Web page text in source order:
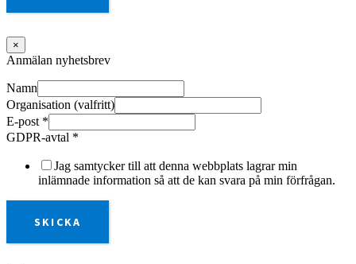
×
Anmälan nyhetsbrev
Namn
Organisation (valfritt)
E-post *
GDPR-avtal *
Jag samtycker till att denna webbplats lagrar min
inlämnade information så att de kan svara på min förfrågan.
SKICKA